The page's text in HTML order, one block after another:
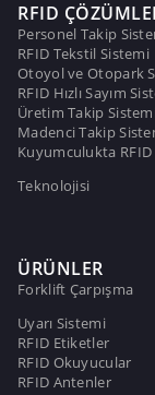
RFID
Personel Takip
RFID Tekstil Sistemi
Otoyol ve Otopark
RFID Hızlı Sayım
Üretim Takip
Madenci Takip
Kuyumculukta RFID
Teknolojisi
ÜRÜNLER
Forklift Çarpışma
Uyarı Sistemi
RFID Etiketler
RFID Okuyucular
RFID Antenler